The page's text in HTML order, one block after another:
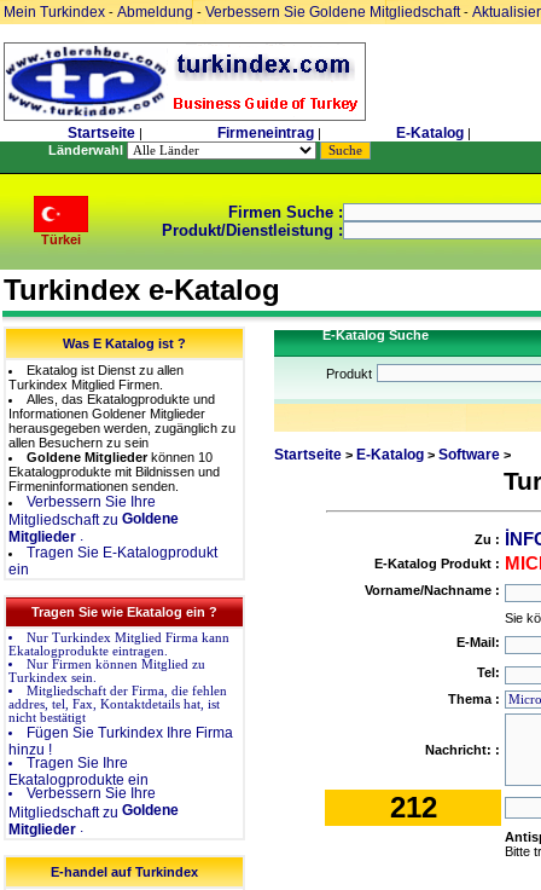
Mein Turkindex - Abmeldung - Verbessern Sie Goldene Mitgliedschaft-
Startseite | Firmeneintrag | E-Katalog |
Länderwahl
Türkei
Firmen Suche :
Produkt/Dienstleistung :
Turkindex e-Katalog
Was E Katalog ist ?
Ekatalog ist Dienst zu allen
Turkindex Mitglied Firmen.
Alles, das Ekatalogprodukte und
Informationen Goldener Mitglieder
herausgegeben werden, zugänglich zu
allen Besuchern zu sein
Goldene Mitgliederkönnen 10
Ekatalogprodukte mit Bildnissen und
Firmeninformationen senden.
Verbessern Sie Ihre
Mitgliedschaft zu Goldene
Mitglieder .
Tragen Sie E-Katalogprodukt
ein
Tragen Sie wie Ekatalog ein ?
Nur Turkindex Mitglied Firma kann
Ekatalogprodukte eintragen.
Nur Firmen können Mitglied zu
Turkindex sein.
Mitgliedschaft der Firma, die fehlen
addres, tel, Fax, Kontaktdetails hat, ist
nicht bestätigt
Fügen Sie Turkindex Ihre Firma
hinzu !
Tragen Sie Ihre
Ekatalogprodukte ein
Verbessern Sie Ihre
Mitgliedschaft zu Goldene
Mitglieder .
E-handel auf Turkindex
E-Katalog Suche
Produkt
Startseite > E-Katalog> Software>
Zu :
E-Katalog Produkt :
Vorname/Nachname :
Sie
E-Mail:
Tel:
Thema :
Nachricht: :
212
Bitte